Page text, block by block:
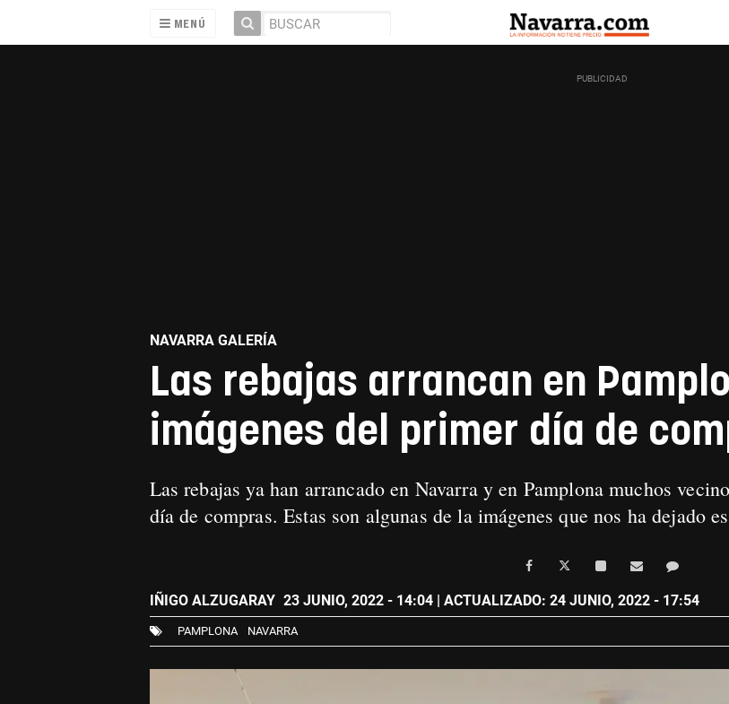
MENÚ
NAVARRA GALERÍA
Las rebajas arrancan en
imágenes del primer día de
Las rebajas ya han arrancado en Navarra y en Pamplona muchos
día de compras. Estas son algunas de la imágenes que nos ha dejado
IÑIGO ALZUGARAY 23 JUNIO, 2022 - 14:04| ACTUALIZADO: 24 JUNIO, 2022 - 17:54
PAMPLONA NAVARRA